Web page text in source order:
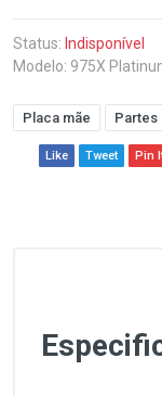
Status: Indisponível
Modelo: 975X
Placa mãe Partes
Like Tweet Pin